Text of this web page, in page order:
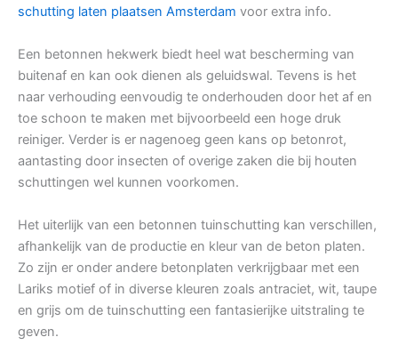
schutting laten plaatsen Amsterdam voor extra info.
Een betonnen hekwerk biedt heel wat bescherming van
buitenaf en kan ook dienen als geluidswal. Tevens is het
naar verhouding eenvoudig te onderhouden door het af en
toe schoon te maken met bijvoorbeeld een hoge druk
reiniger. Verder is er nagenoeg geen kans op betonrot,
aantasting door insecten of overige zaken die bij houten
schuttingen wel kunnen voorkomen.
Het uiterlijk van een betonnen tuinschutting kan verschillen,
afhankelijk van de productie en kleur van de beton platen.
Zo zijn er onder andere betonplaten verkrijgbaar met een
Lariks motief of in diverse kleuren zoals antraciet, wit, taupe
en grijs om de tuinschutting een fantasierijke uitstraling te
geven.